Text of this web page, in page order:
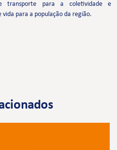
transporte para a coletividade e
para a população da região.